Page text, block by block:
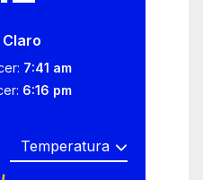
7:41 am
6:16 pm